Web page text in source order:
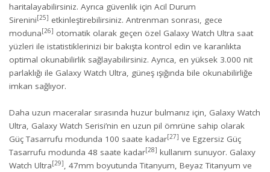
haritalayabilirsiniz. Ayrıca güvenlik için Acil Durum
Sirenini[25] etkinleştirebilirsiniz. Antrenman sonrası, gece
moduna[26] otomatik olarak geçen özel Galaxy Watch Ultra saat
yüzleri ile istatistiklerinizi bir bakışta kontrol edin ve karanlıkta
optimal okunabilirlik sağlayabilirsiniz. Ayrıca, en yüksek 3.000 nit
parlaklığı ile Galaxy Watch Ultra, güneş ışığında bile okunabilirliğe
imkan sağlıyor.
Daha uzun maceralar sırasında huzur bulmanız için, Galaxy Watch
Ultra, Galaxy Watch Serisi’nin en uzun pil ömrüne sahip olarak
Güç Tasarrufu modunda 100 saate kadar[27] ve Egzersiz Güç
Tasarrufu modunda 48 saate kadar[28] kullanım sunuyor. Galaxy
Watch Ultra[29], 47mm boyutunda Titanyum, Beyaz Titanyum ve